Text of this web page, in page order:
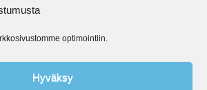
optimointiin.
Hyväksy